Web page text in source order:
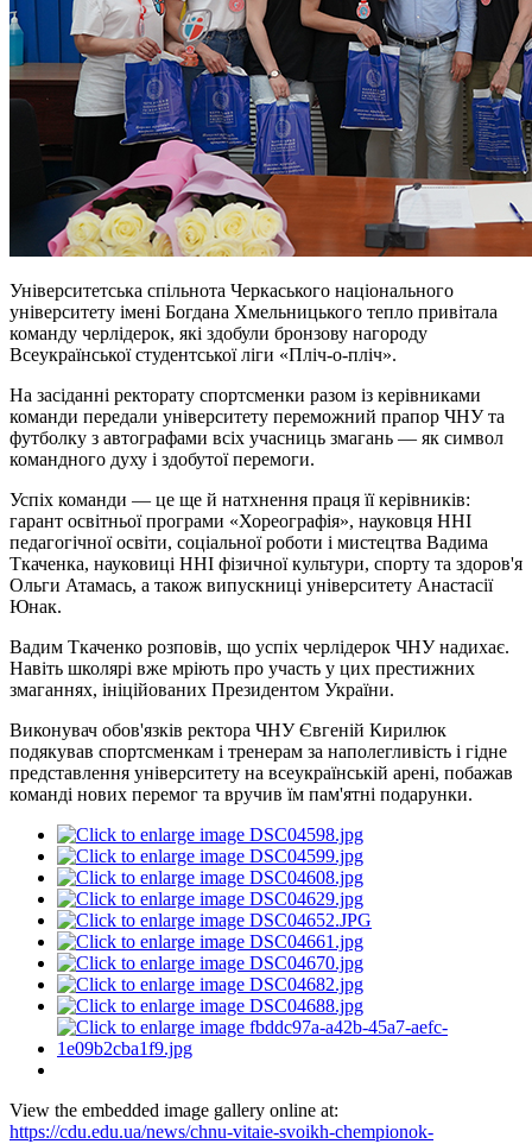
Університетська спільнота Черкаського національного
університету імені Богдана Хмельницького тепло привітала
команду черлідерок, які здобули бронзову нагороду
Всеукраїнської студентської ліги «Пліч-о-пліч».
На засіданні ректорату спортсменки разом із керівниками
команди передали університету переможний прапор ЧНУ та
футболку з автографами всіх учасниць змагань — як символ
командного духу і здобутої перемоги.
Успіх команди — це ще й натхнення праця її керівників:
гарант освітньої програми «Хореографія», науковця ННІ
педагогічної освіти, соціальної роботи і мистецтва Вадима
Ткаченка, науковиці ННІ фізичної культури, спорту та здоров'я
Ольги Атамась, а також випускниці університету Анастасії
Юнак.
Вадим Ткаченко розповів, що успіх черлідерок ЧНУ надихає.
Навіть школярі вже мріють про участь у цих престижних
змаганнях, ініційованих Президентом України.
Виконувач обов'язків ректора ЧНУ Євгеній Кирилюк
подякував спортсменкам і тренерам за наполегливість і гідне
представлення університету на всеукраїнській арені, побажав
команді нових перемог та вручив їм пам'ятні подарунки.
View the embedded image gallery online at:
https://cdu.edu.ua/news/chnu-vitaie-svoikh-chempionok-